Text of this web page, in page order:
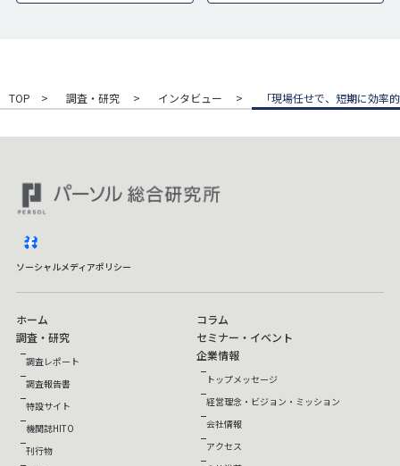
TOP 調査・研究 インタビュー 「現場任せで、短期に効率
ソーシャルメディアポリシー
ホーム
調査・研究
調査レポート
調査報告書
特設サイト
機関誌HITO
刊行物
コラム
セミナー・イベント
企業情報
トップメッセージ
経営理念・ビジョン・ミッション
会社情報
アクセス